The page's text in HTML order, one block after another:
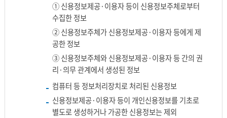
① 신용정보제공·이용자 등이 신용정보주체로부터
수집한 정보
② 신용정보주체가 신용정보제공·이용자 등에게 제
공한 정보
③ 신용정보주체와 신용정보제공·이용자 등 간의 권
리·의무 관계에서 생성된 정보
컴퓨터 등 정보처리장치로 처리된 신용정보
신용정보제공·이용자 등이 개인신용정보를 기초로
별도로 생성하거나 가공한 신용정보는 제외